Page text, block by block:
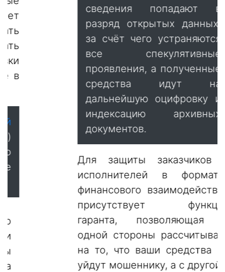
сведения попадают в
разряд открытых данных,
за счёт чего устраняются
все спекулятивные
проявления, а полученные
средства идут на
дальнейшую оцифровку и
индексацию архивных
документов.
Для защиты заказчиков и
исполнителей в форматах
финансового взаимодействия
присутствует функция
гаранта, позволяющая с
одной стороны рассчитывать
на то, что ваши средства не
уйдут мошеннику, а с другой –